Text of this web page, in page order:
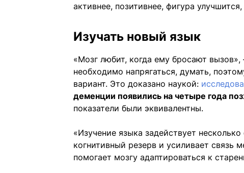
активнее, позитивнее, фигура
Изучать новый язык
«Мозг любит, когда ему бросают
необходимо напрягаться, думать,
вариант. Это доказано наукой:
деменции появились на четыре года
показатели были эквивалентны.
«Изучение языка задействует
когнитивный резерв и усиливает связь
помогает мозгу адаптироваться к